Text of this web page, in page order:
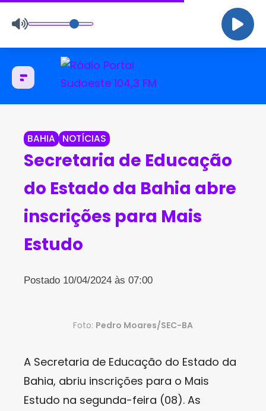
BAHIA NOTÍCIAS
Secretaria de Educação
do Estado da Bahia abre
inscrições para Mais
Estudo
Postado 10/04/2024 às 07:00
Foto: Pedro Moares/SEC-BA
A Secretaria de Educação do Estado da
Bahia, abriu inscrições para o Mais
Estudo na segunda-feira (08). As